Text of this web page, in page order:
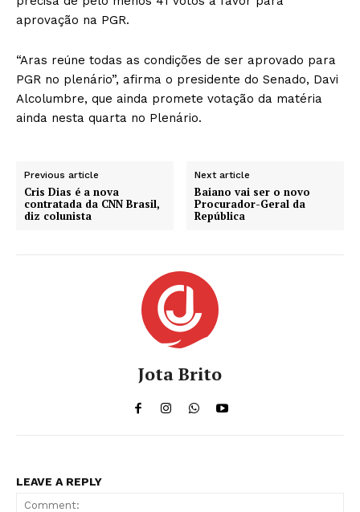
aprovação na PGR.
“Aras reúne todas as condições de ser aprovado para
PGR no plenário”, afirma o presidente do Senado, Davi
Alcolumbre, que ainda promete votação da matéria
ainda nesta quarta no Plenário.
Previous article
Cris Dias é a nova
contratada da CNN Brasil,
diz colunista
Next article
Baiano vai ser o novo
Procurador-Geral da
República
Jota Brito
LEAVE A REPLY